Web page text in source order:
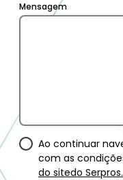
Mensagem
Ao continuar
com as
do sitedo Serpros.